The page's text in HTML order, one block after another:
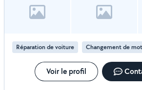
Réparation de voiture Changement de
Voir le profil